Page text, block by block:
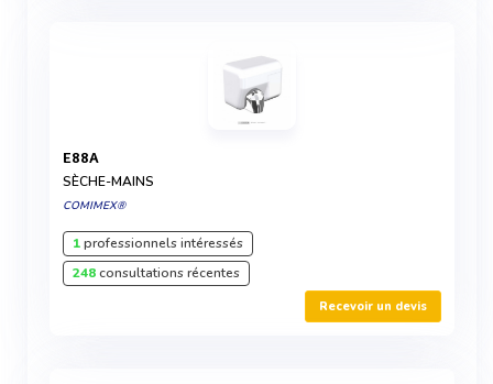
E88A
SÈCHE-MAINS
COMIMEX®
1professionnels intéressés
248consultations récentes
Recevoir un devis